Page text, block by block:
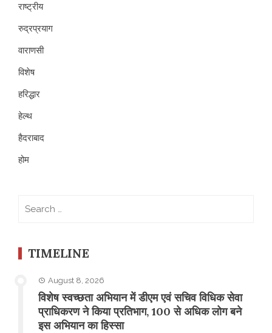
राष्ट्रीय
रुद्रप्रयाग
वाराणसी
विशेष
हरिद्धार
हेल्थ
हैदराबाद
होम
TIMELINE
August 8, 2026
विशेष स्वच्छता अभियान में डीएम एवं सचिव विधिक सेवा
प्राधिकरण ने किया प्रतिभाग, 100 से अधिक लोग बने
इस अभियान का हिस्सा